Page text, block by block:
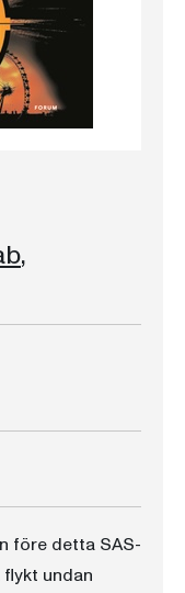
,
före detta SAS-
undan